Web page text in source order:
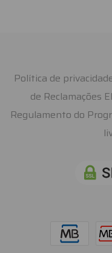
Política de
de Reclamações
Regulamento do